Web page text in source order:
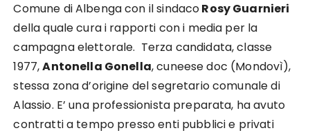
Comune di Albenga con il sindacoRosy Guarnieri
della quale cura i rapporti con i media per la
campagna elettorale. Terza candidata, classe
1977,Antonella Gonella, cuneese doc (Mondovì),
stessa zona d’origine del segretario comunale di
Alassio. E’ una professionista preparata, ha avuto
contratti a tempo presso enti pubblici e privati